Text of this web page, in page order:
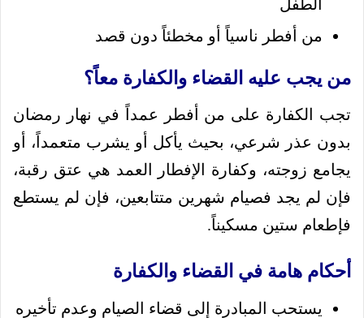
الطفل
من أفطر ناسياً أو مخطئاً دون قصد
من يجب عليه القضاء والكفارة معاً؟
تجب الكفارة على من أفطر عمداً في نهار رمضان
بدون عذر شرعي، بحيث يأكل أو يشرب متعمداً، أو
يجامع زوجته، وكفارة الإفطار العمد هي عتق رقبة،
فإن لم يجد فصيام شهرين متتابعين، فإن لم يستطع
فإطعام ستين مسكيناً.
أحكام هامة في القضاء والكفارة
يستحب المبادرة إلى قضاء الصيام وعدم تأخيره